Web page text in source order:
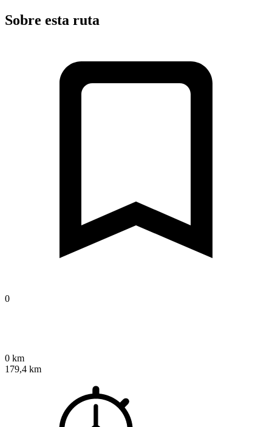
Sobre esta ruta
0
0 km
179,4 km